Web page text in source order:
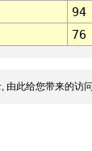
94
76
由此给您带来的访